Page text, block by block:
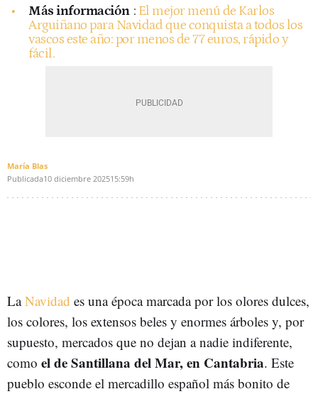
Más información : El mejor menú de Karlos
Arguiñano para Navidad que conquista a todos los
vascos este año: por menos de 77 euros, rápido y
fácil.
María Blas
Publicada10 diciembre 202515:59h
LaNavidad es una época marcada por los olores dulces,
los colores, los extensos beles y enormes árboles y, por
supuesto, mercados que no dejan a nadie indiferente,
como el de Santillana del Mar, en Cantabria. Este
pueblo esconde el mercadillo español más bonito de